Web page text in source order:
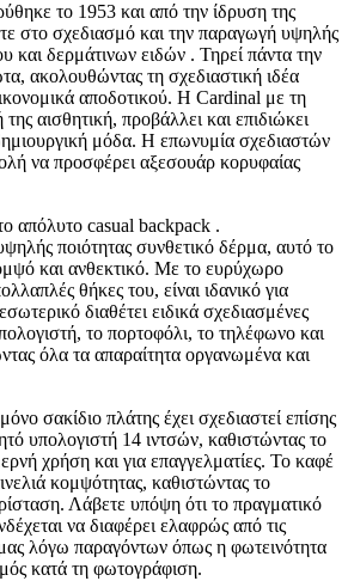
το 1953 και από την ίδρυση της
στο σχεδιασμό και την παραγωγή υψηλής
και δερμάτινων ειδών . Τηρεί πάντα την
ακολουθώντας τη σχεδιαστική ιδέα
αποδοτικού. Η Cardinal με τη
της αισθητική, προβάλλει και επιδιώκει
μόδα. Η επωνυμία σχεδιαστών
να προσφέρει αξεσουάρ κορυφαίας
απόλυτο casual backpack .
ποιότητας συνθετικό δέρμα, αυτό το
και ανθεκτικό. Με το ευρύχωρο
θήκες του, είναι ιδανικό για
διαθέτει ειδικά σχεδιασμένες
το πορτοφόλι, το τηλέφωνο και
όλα τα απαραίτητα οργανωμένα και
σακίδιο πλάτης έχει σχεδιαστεί επίσης
υπολογιστή 14 ιντσών, καθιστώντας το
χρήση και για επαγγελματίες. Το καφέ
κομψότητας, καθιστώντας το
Λάβετε υπόψη ότι το πραγματικό
να διαφέρει ελαφρώς από τις
λόγω παραγόντων όπως η φωτεινότητα
κατά τη φωτογράφιση.